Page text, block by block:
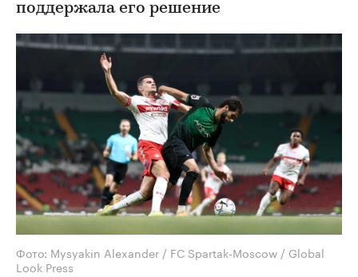
поддержала его решение
Фото: Mysyakin Alexander / FC Spartak-Moscow / Global
Look Press